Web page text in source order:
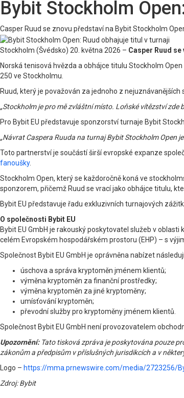
Bybit Stockholm
Casper Ruud se znovu představí na Bybit Stockholm
Stockholm (Švédsko) 20. května 2026 – Casper Ruud
Norská tenisová hvězda a obhájce titulu Stockholm
250 ve Stockholmu.
Ruud, který je považován za jednoho z
„Stockholm je pro mě zvláštní místo. Loňské vítězství zde
Pro Bybit EU představuje sponzorství turnaje Bybit
„Návrat Caspera Ruuda na turnaj Bybit Stockholm Open
Toto partnerství je součástí širší evropské expanze
fanoušky.
Stockholm Open, který se každoročně koná ve
sponzorem, přičemž Ruud se vrací jako obhájce titulu,
Bybit EU představuje řadu exkluzivních turnajových
O společnosti Bybit EU
Bybit EU GmbH je rakouský poskytovatel služeb v
celém Evropském hospodářském prostoru (EHP) – s
Společnost Bybit EU GmbH je oprávněna nabízet
úschova a správa kryptoměn jménem klientů;
výměna kryptoměn za finanční prostředky;
výměna kryptoměn za jiné kryptoměny;
umísťování kryptoměn;
převodní služby pro kryptoměny jménem klientů.
Společnost Bybit EU GmbH není provozovatelem
Upozornění:Tato tisková zpráva je poskytována pouze
zákonům a předpisům v příslušných jurisdikcích a v
Logo – https://mma.prnewswire.com/media/2723256/
Zdroj: Bybit